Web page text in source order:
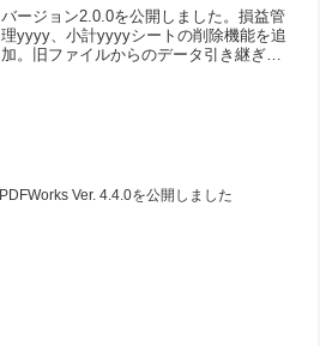
バージョン2.0.0を公開しました。損益管
理yyyy、小計yyyyシートの削除機能を追
加。旧ファイルからのデータ引き継ぎ機
PDFWorks Ver. 4.4.0を公開しました